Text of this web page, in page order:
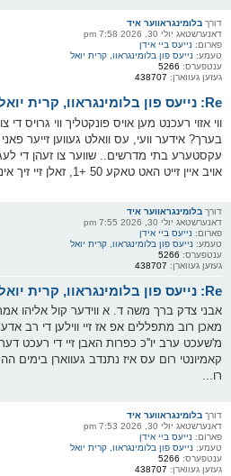
דורך בלומינגראווער איד
דאנערשטאג יולי 30, 2026 7:58 pm
פארום: נייעס ביי אידן
טעמע: נייעס פון בלומינגראוו, קרית יואל
ענטפערס: 5266
געזען געווארן: 438707
Re: נייעס פון בלומינגראוו, קרית יואל
ווי אזוי רעכנט מען אויס פונקטליך ווי גרויס די
בערך? אידער וועי, עס וואלט געווען זייער
אויב איין זייט האט טאקע 50 +1, זאלן זיי זיך אינטרעסירן ביי א לויער וואס...
דורך בלומינגראווער איד
דאנערשטאג יולי 30, 2026 7:55 pm
פארום: נייעס ביי אידן
טעמע: נייעס פון בלומינגראוו, קרית יואל
ענטפערס: 5266
געזען געווארן: 438707
Re: נייעס פון בלומינגראוו, קרית יואל
אבני צדק ברך משה ד. א ווידער קול אליהו
מאכן רוב מתפללים אפ אז זיי ווילען די רב
קאמיונטי רום עס איז נתנדב געווארן בימים
רו...
דורך בלומינגראווער איד
דאנערשטאג יולי 30, 2026 7:53 pm
פארום: נייעס ביי אידן
טעמע: נייעס פון בלומינגראוו, קרית יואל
ענטפערס: 5266
געזען געווארן: 438707